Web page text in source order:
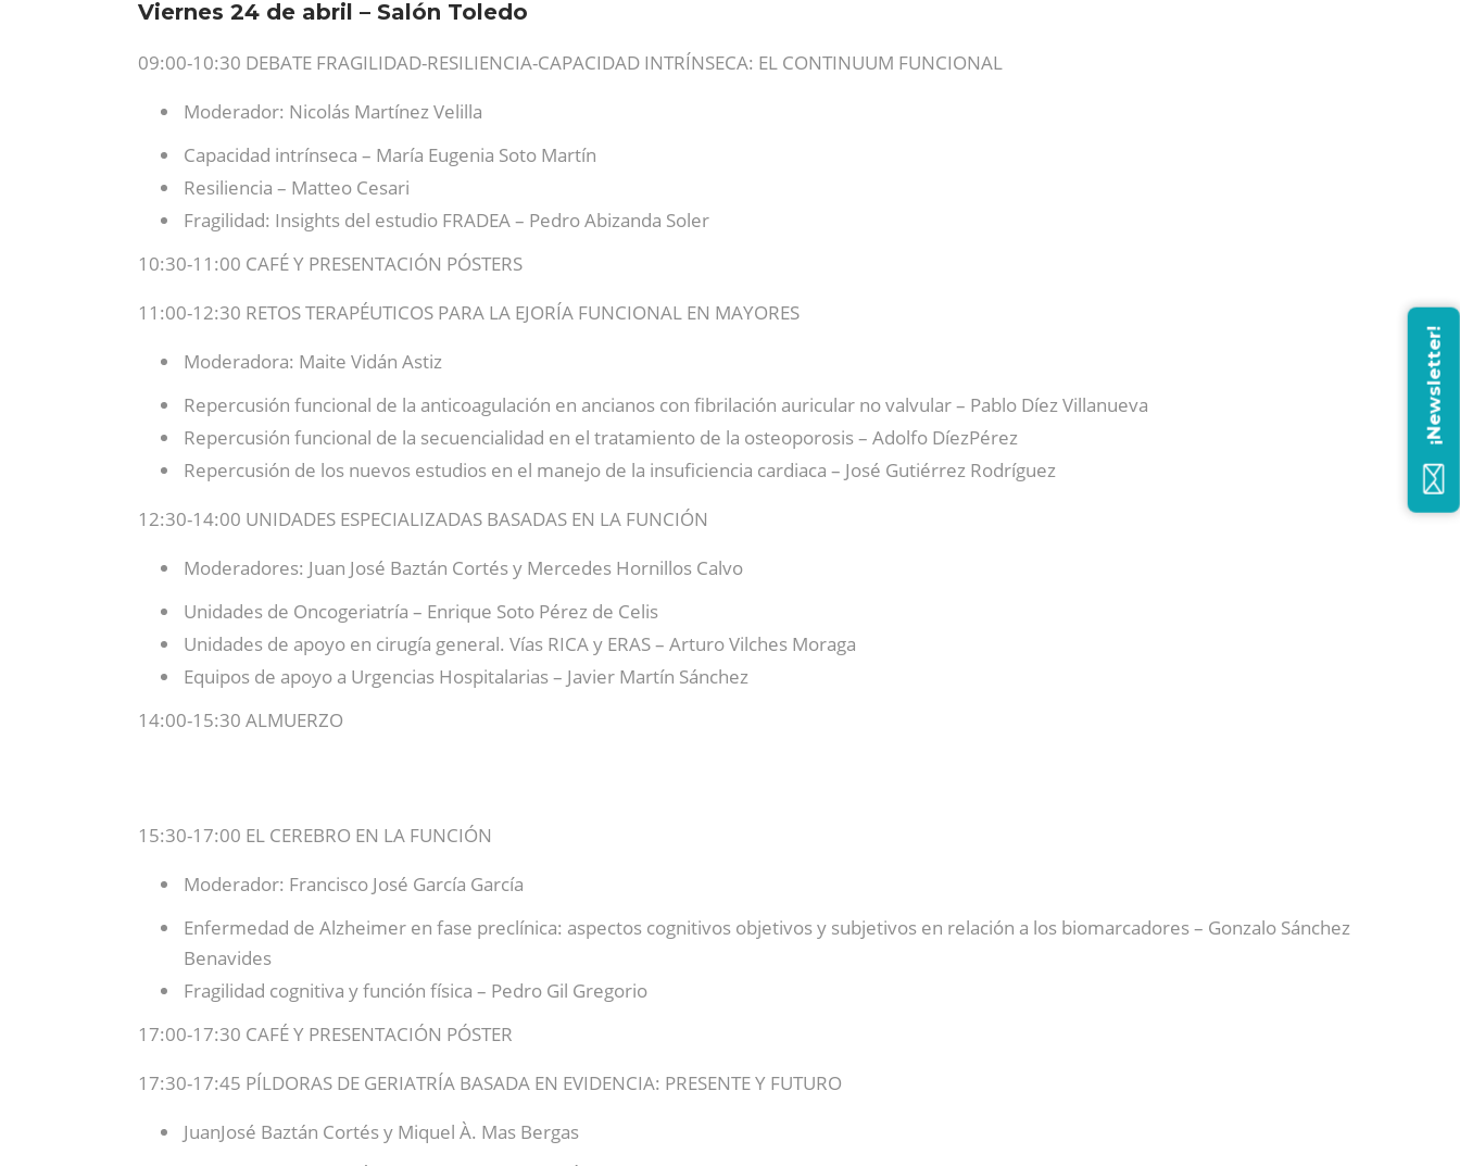
Viernes 24 de abril – Salón Toledo
09:00-10:30 DEBATE FRAGILIDAD-RESILIENCIA-CAPACIDAD INTRÍNSECA: EL CONTINUUM FUNCIONAL
Moderador: Nicolás Martínez Velilla
Capacidad intrínseca – María Eugenia Soto Martín
Resiliencia – Matteo Cesari
Fragilidad: Insights del estudio FRADEA – Pedro Abizanda Soler
10:30-11:00 CAFÉ Y PRESENTACIÓN PÓSTERS
11:00-12:30 RETOS TERAPÉUTICOS PARA LA EJORÍA FUNCIONAL EN MAYORES
Moderadora: Maite Vidán Astiz
Repercusión funcional de la anticoagulación en ancianos con fibrilación auricular no valvular – Pablo Díez Villanueva
Repercusión funcional de la secuencialidad en el tratamiento de la osteoporosis – Adolfo DíezPérez
Repercusión de los nuevos estudios en el manejo de la insuficiencia cardiaca – José Gutiérrez Rodríguez
12:30-14:00 UNIDADES ESPECIALIZADAS BASADAS EN LA FUNCIÓN
Moderadores: Juan José Baztán Cortés y Mercedes Hornillos Calvo
Unidades de Oncogeriatría – Enrique Soto Pérez de Celis
Unidades de apoyo en cirugía general. Vías RICA y ERAS – Arturo Vilches Moraga
Equipos de apoyo a Urgencias Hospitalarias – Javier Martín Sánchez
14:00-15:30 ALMUERZO
15:30-17:00 EL CEREBRO EN LA FUNCIÓN
Moderador: Francisco José García García
Enfermedad de Alzheimer en fase preclínica: aspectos cognitivos objetivos y subjetivos en relación a los biomarcadores – Gonzalo Sánchez
Benavides
Fragilidad cognitiva y función física – Pedro Gil Gregorio
17:00-17:30 CAFÉ Y PRESENTACIÓN PÓSTER
17:30-17:45 PÍLDORAS DE GERIATRÍA BASADA EN EVIDENCIA: PRESENTE Y FUTURO
JuanJosé Baztán Cortés y Miquel À. Mas Bergas
¡Newsletter!